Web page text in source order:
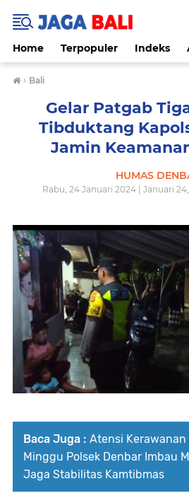
Home Terpopuler Indeks
› Bali
Gelar Patgab
Tibduktang
Jamin
HUMAS
Rabu, 24 Januari 2024 | Januari
Baca Juga : Atensi Kerawanan
Minggu Polsek Denbar Imbau
Jaga Stabilitas Kamtibmas